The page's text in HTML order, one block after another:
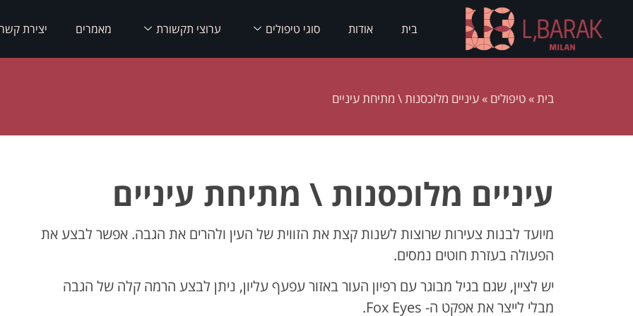
בית אודות סוגי טיפולים ערוצי תקשורת מאמרים יצירת
בית»טיפולים »עיניים מלוכסנות \ מתיחת עיניים
עיניים מלוכסנות \ מתיחת עיניים
מיועד לבנות צעירות שרוצות לשנות קצת את הזווית של העין ולהרים את הגבה. אפשר לבצע את
הפעולה בעזרת חוטים נמסים.
יש לציין, שגם בגיל מבוגר עם רפיון העור באזור עפעף עליון, ניתן לבצע הרמה קלה של הגבה
מבלי לייצר את אפקט ה- Fox Eyes.